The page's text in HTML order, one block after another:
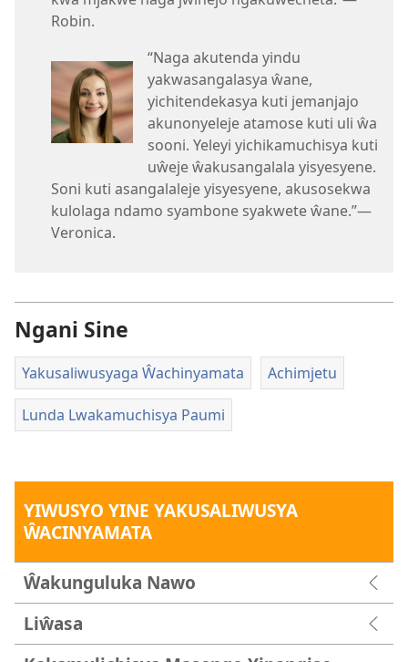
Robin.
“Naga akutenda yindu
yakwasangalasya ŵane,
yichitendekasya kuti jemanjajo
akunonyeleje atamose kuti uli ŵa
sooni. Yeleyi yichikamuchisya kuti
uŵeje ŵakusangalala yisyesyene.
Soni kuti asangalaleje yisyesyene, akusosekwa
kulolaga ndamo syambone syakwete ŵane.”—
Veronica.
Ngani Sine
Yakusaliwusyaga Ŵachinyamata Achimjetu
Lunda Lwakamuchisya Paumi
YIWUSYO YINE YAKUSALIWUSYA
ŴACINYAMATA
Ŵakunguluka Nawo
Liŵasa